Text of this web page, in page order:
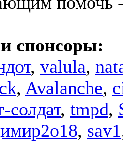
спонсоры:
, valula,
, Avalanche,
солдат, tmpd,
, sav1